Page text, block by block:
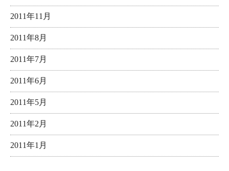
2011年11月
2011年8月
2011年7月
2011年6月
2011年5月
2011年2月
2011年1月